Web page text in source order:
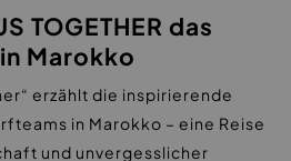
TOGETHER das
Marokko
erzählt die inspirierende
in Marokko – eine Reise
und unvergesslicher